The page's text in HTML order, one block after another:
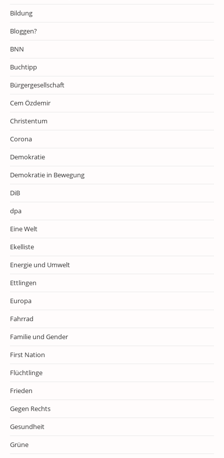
Bildung
Bloggen?
BNN
Buchtipp
Bürgergesellschaft
Cem Özdemir
Christentum
Corona
Demokratie
Demokratie in Bewegung
DiB
dpa
Eine Welt
Ekelliste
Energie und Umwelt
Ettlingen
Europa
Fahrrad
Familie und Gender
First Nation
Flüchtlinge
Frieden
Gegen Rechts
Gesundheit
Grüne